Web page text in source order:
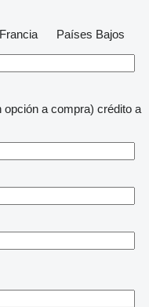
Francia
Países Bajos
opción a compra) crédito a